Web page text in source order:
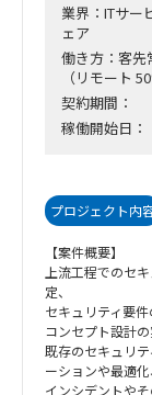
業界：ITサー
ェア
働き方：客先
（リモート
契約期間：
稼働開始日：
プロジェクト内
【案件概要】
上流工程でのセ
定、
セキュリティ要
コンセプト設計の
既存のセキュリ
ーションや最適化
インシデントや